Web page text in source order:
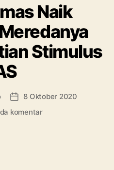
Naik
Stimulus
Tanggal
8 Oktober 2020
komentarpada